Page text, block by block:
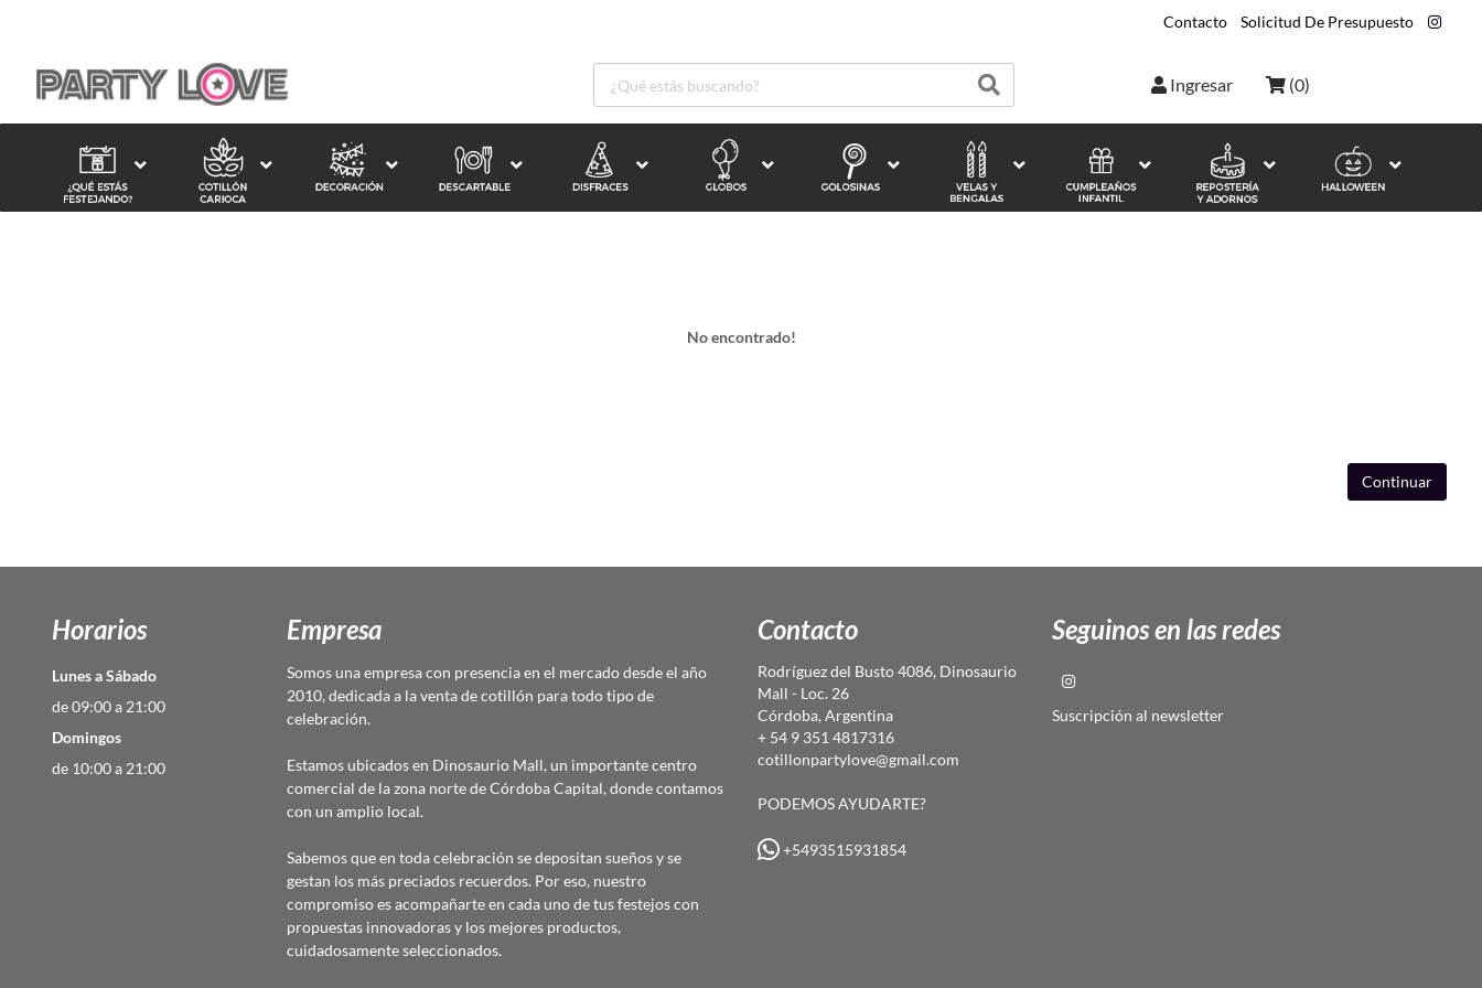
Contacto Solicitud De Presupuesto
Ingresar (0)
No encontrado!
Continuar
Horarios
Lunes a Sábado
de 09:00 a 21:00
Domingos
de 10:00 a 21:00
Empresa
Somos una empresa con presencia en el mercado desde el año
2010, dedicada a la venta de cotillón para todo tipo de
celebración.
Estamos ubicados en Dinosaurio Mall, un importante centro
comercial de la zona norte de Córdoba Capital, donde contamos
con un amplio local.
Sabemos que en toda celebración se depositan sueños y se
gestan los más preciados recuerdos. Por eso, nuestro
compromiso es acompañarte en cada uno de tus festejos con
propuestas innovadoras y los mejores productos,
cuidadosamente seleccionados.
Contacto
Rodríguez del Busto 4086, Dinosaurio
Mall - Loc. 26
Córdoba, Argentina
+ 54 9 351 4817316
cotillonpartylove@gmail.com
PODEMOS AYUDARTE?
+5493515931854
Seguinos en las redes
Suscripción al newsletter